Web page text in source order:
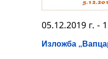
Изложба
05.12.2019 г. -